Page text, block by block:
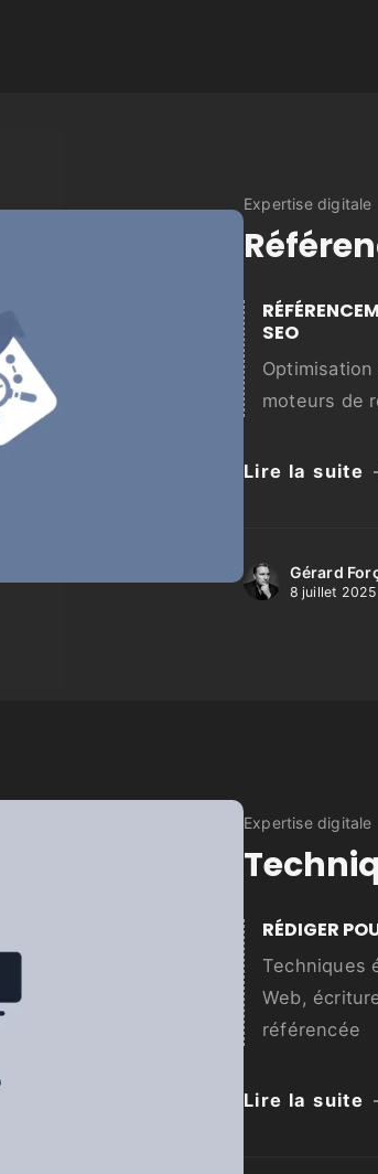
Expertise digitale
SEO
moteurs de
Lire la suite
Gérard
8 juillet 2025
Expertise digitale
RÉDIGER
Techniques
Web,
référencée
Lire la suite